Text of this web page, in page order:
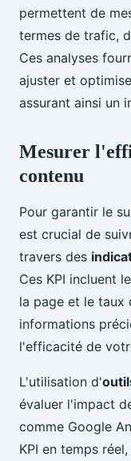
permettent de
termes de trafic,
Ces analyses
ajuster et
assurant ainsi un
Mesurer
contenu
Pour garantir le
est crucial de
travers des
Ces KPI incluent
la page et le taux
informations
l'efficacité de
L'utilisation d'
évaluer l'impact
comme Google
KPI en temps